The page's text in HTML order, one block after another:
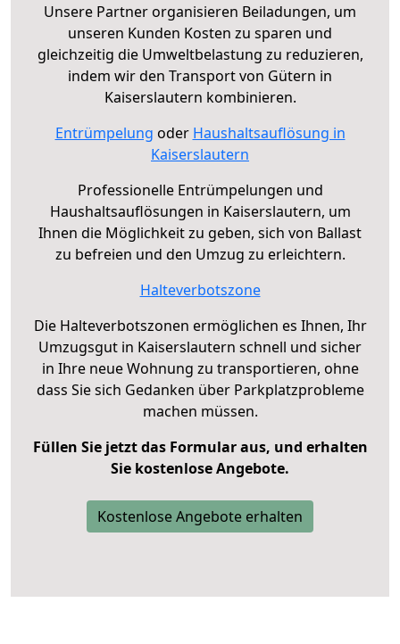
Unsere Partner organisieren Beiladungen, um
unseren Kunden Kosten zu sparen und
gleichzeitig die Umweltbelastung zu reduzieren,
indem wir den Transport von Gütern in
Kaiserslautern kombinieren.
Entrümpelung oder Haushaltsauflösung in
Kaiserslautern
Professionelle Entrümpelungen und
Haushaltsauflösungen in Kaiserslautern, um
Ihnen die Möglichkeit zu geben, sich von Ballast
zu befreien und den Umzug zu erleichtern.
Halteverbotszone
Die Halteverbotszonen ermöglichen es Ihnen, Ihr
Umzugsgut in Kaiserslautern schnell und sicher
in Ihre neue Wohnung zu transportieren, ohne
dass Sie sich Gedanken über Parkplatzprobleme
machen müssen.
Füllen Sie jetzt das Formular aus, und erhalten
Sie kostenlose Angebote.
Kostenlose Angebote erhalten